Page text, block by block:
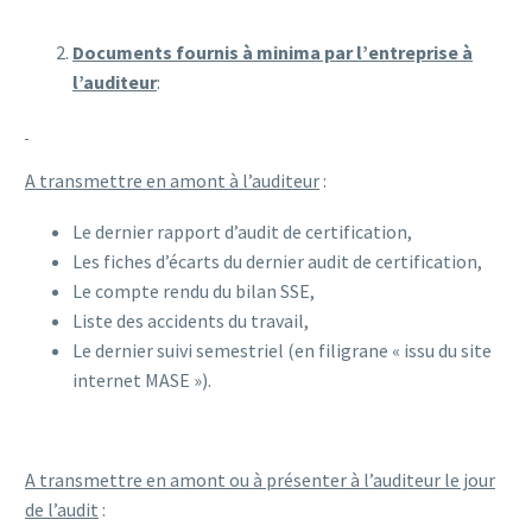
Documents fournis à minima par l’entreprise à
l’auditeur:
A transmettre en amont à l’auditeur :
Le dernier rapport d’audit de certification,
Les fiches d’écarts du dernier audit de certification,
Le compte rendu du bilan SSE,
Liste des accidents du travail,
Le dernier suivi semestriel (en filigrane « issu du site
internet MASE »).
A transmettre en amont ou à présenter à l’auditeur le jour
de l’audit :